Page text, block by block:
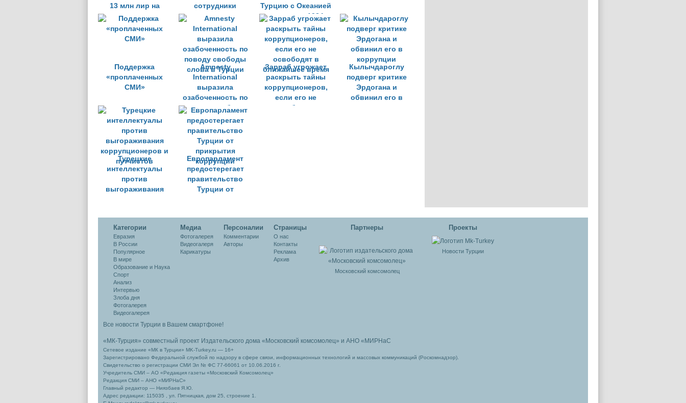
13 млн лир на
рекламу
сотрудники
протестуют
Турцию с Океанией
из романа «1984»
Поддержка
«проплаченных
СМИ»
Amnesty
International
выразила
озабоченность по
поводу свободы
слова в Турции
Зарраб угрожает
раскрыть тайны
коррупционеров,
если его не
освободят в
Кылычдароглу
подверг критике
Эрдогана и
обвинил его в
Турецкие
интеллектуалы
против
выгораживания
Европарламент
предостерегает
правительство
Турции от
Категории
Евразия
В России
Популярное
В мире
Образование и Наука
Спорт
Анализ
Интервью
Злоба дня
Фотогалерея
Видеогалерея
Медиа
Фотогалерея
Видеогалеря
Карикатуры
Персоналии
Комментарии
Авторы
Cтраницы
О нас
Контакты
Реклама
Архив
Партнеры
Московский комсомолец
Проекты
Новости Турции
Все новости Турции в Вашем смартфоне!
«МК-Турция» совместный проект Издательского дома «Московский комсомолец» и АНО «МИРНаС
Сетевое издание «МК в Турции» MK-Turkey.ru — 16+
Зарегистрировано Федеральной службой по надзору в сфере связи, информационных технологий и массовых коммуникаций (Роскомнадзор).
Свидетельство о регистрации СМИ Эл № ФС 77-66061 от 10.06.2016 г.
Учредитель СМИ – АО «Редакция газеты «Московский Комсомолец»
Редакция СМИ – АНО «МИРНаС»
Главный редактор — Ниязбаев Я.Ю.
Адрес редакции: 115035 , ул. Пятницкая, дом 25, строение 1.